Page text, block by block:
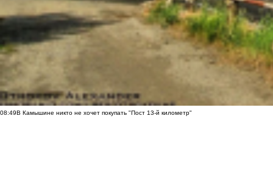
08:49В Камышине никто не хочет покупать "Пост 13-й километр"